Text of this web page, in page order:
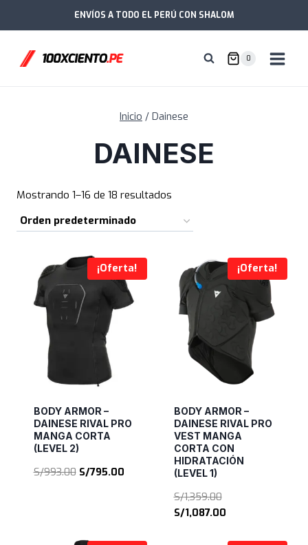
al
ENVÍOS A TODO EL PERÚ CON SHALOM
0
Inicio / Dainese
DAINESE
Mostrando 1–16 de 18 resultados
¡Oferta!
BODY ARMOR –
DAINESE RIVAL PRO
MANGA CORTA
(LEVEL 2)
S/993.00 El
S/795.00El
¡Oferta!
BODY ARMOR –
DAINESE RIVAL PRO
VEST MANGA
CORTA CON
HIDRATACIÓN
(LEVEL 1)
S/1,359.00El
precio
S/1,087.00El